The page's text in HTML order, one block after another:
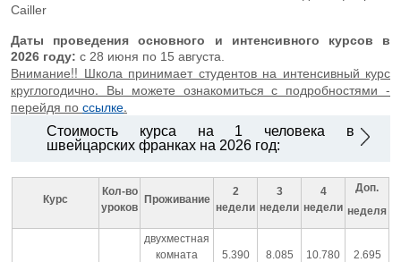
Cailler
Даты проведения основного и интенсивного курсов в
2026 году: с 28 июня по 15 августа.
Внимание!! Школа принимает студентов на интенсивный курс
круглогодично. Вы можете ознакомиться с подробностями -
перейдя по ссылке.
Стоимость курса на 1 человека в
швейцарских франках на 2026 год:
Курс
Кол-во
уроков
Проживание
2
недели
3
недели
4
недели
Доп.
неделя
двухместная
комната
5.390 8.085 10.780 2.695